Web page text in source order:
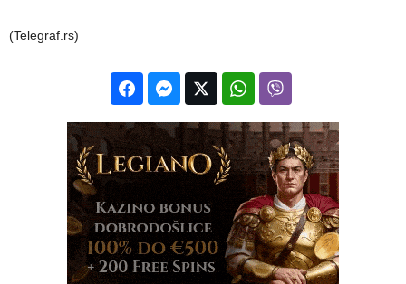
(Telegraf.rs)